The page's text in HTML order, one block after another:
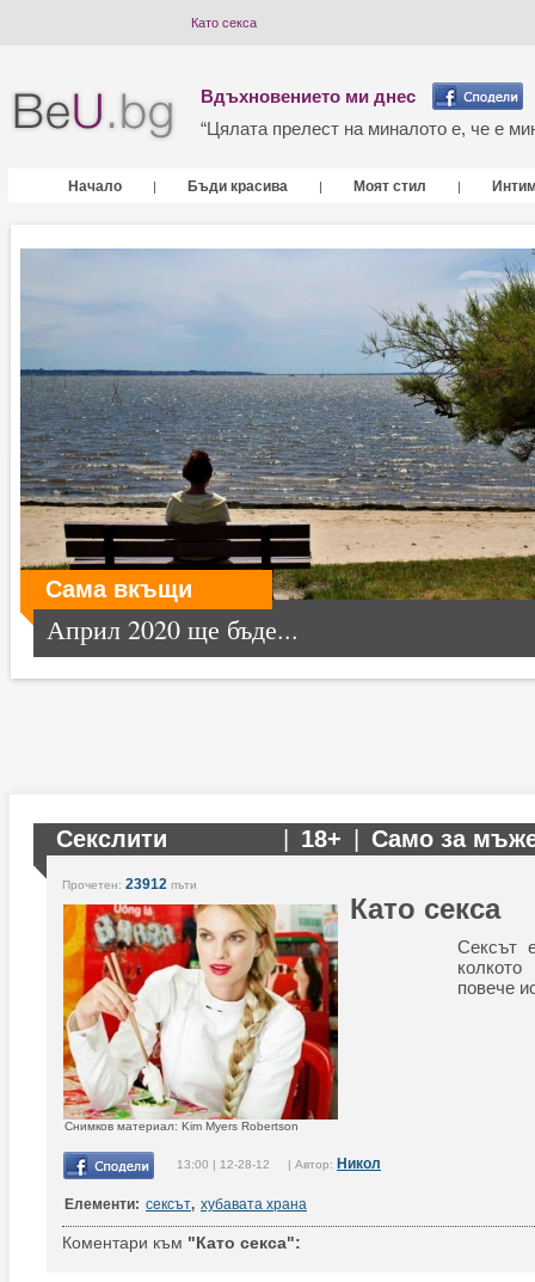
Като секса
Вдъхновението ми днес
“Цялата прелест на миналото е, че е
Начало | Бъди красива | Моят стил |
Сама вкъщи
Април 2020 ще бъде...
Секслити 18+ Само за
Прочетен: 23912 пъти
Снимков материал: Kim Myers Robertson
Като секса
Сексът
повече
13:00 | 12-28-12 | Автор: Никол
Елементи: сексът, хубавата храна
Коментари към "Като секса":